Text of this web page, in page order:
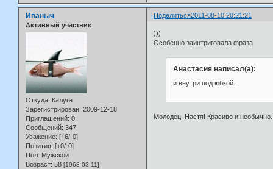
Поделиться2011-08-10 20:21:21
Иваныч
Активный участник
Откуда: Калуга
Зарегистрирован: 2009-12-18
Приглашений: 0
Сообщений: 347
Уважение: [+6/-0]
Позитив: [+0/-0]
Пол: Мужской
Возраст: 58 [1968-03-11]
)))
Особенно заинтриговала фраза
Анастасия написал(а):
и внутри под юбкой...
Молодец, Настя! Красиво и необычно.